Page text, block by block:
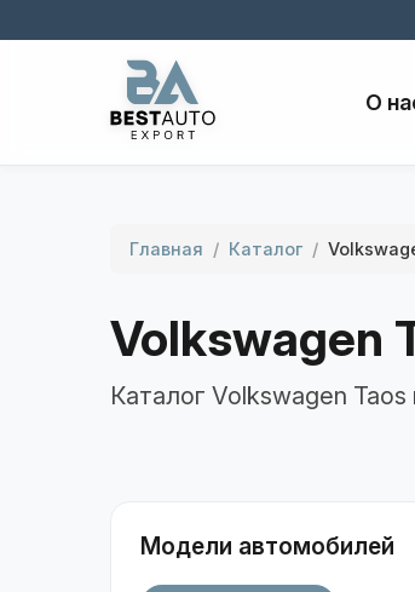
О
Главная / Каталог /
Volkswagen
Каталог Volkswagen
Модели автомобилей